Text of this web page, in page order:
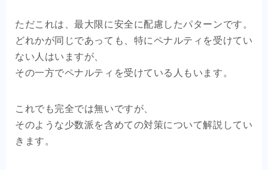
ただこれは、最大限に安全に配慮したパターンです。
どれかが同じであっても、特にペナルティを受けてい
ない人はいますが、
その一方でペナルティを受けている人もいます。
これでも完全では無いですが、
そのような少数派を含めての対策について解説してい
きます。